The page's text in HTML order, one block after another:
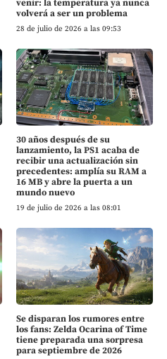
venir: la temperatura ya nunca
volverá a ser un problema
28 de julio de 2026 a las 09:53
30 años después de su
lanzamiento, la PS1 acaba de
recibir una actualización sin
precedentes: amplía su RAM a
16 MB y abre la puerta a un
mundo nuevo
19 de julio de 2026 a las 08:01
Se disparan los rumores entre
los fans: Zelda Ocarina of Time
tiene preparada una sorpresa
para septiembre de 2026